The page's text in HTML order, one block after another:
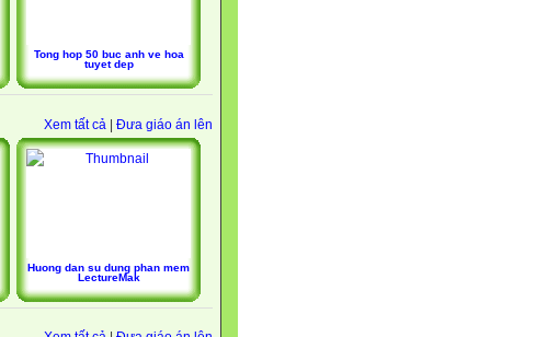
Tong hop 50 buc anh ve hoa
tuyet dep
Xem tất cả | Đưa giáo án lên
Huong dan su dung phan mem
LectureMak